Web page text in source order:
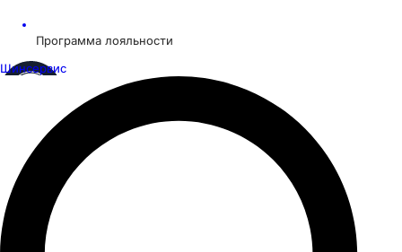
Программа лояльности
Шинсервис